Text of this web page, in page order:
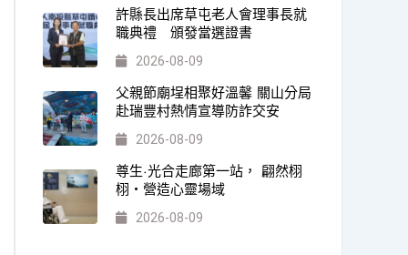
許縣長出席草屯老人會理事長就
職典禮 頒發當選證書
2026-08-09
父親節廟埕相聚好溫馨 關山分局
赴瑞豐村熱情宣導防詐交安
2026-08-09
尊生·光合走廊第一站， 翩然栩
栩・營造心靈場域
2026-08-09